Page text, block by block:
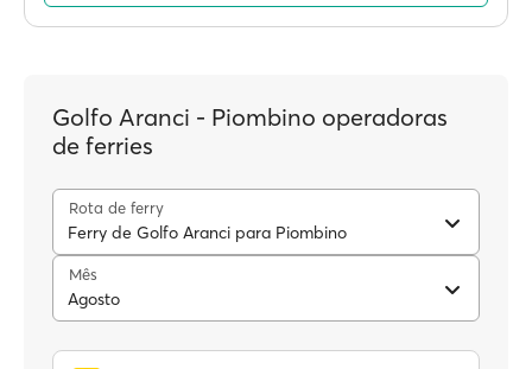
Golfo Aranci - Piombino operadoras
de ferries
Rota de ferry
Ferry de Golfo Aranci para Piombino
Mês
Agosto